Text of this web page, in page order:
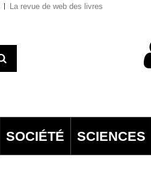
La revue de web des livres
SOCIÉTÉ SCIENCES